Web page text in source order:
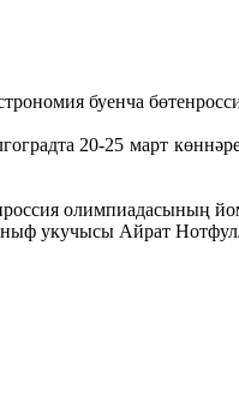
буенча
20-25 март
олимпиадасының
укучысы Айрат